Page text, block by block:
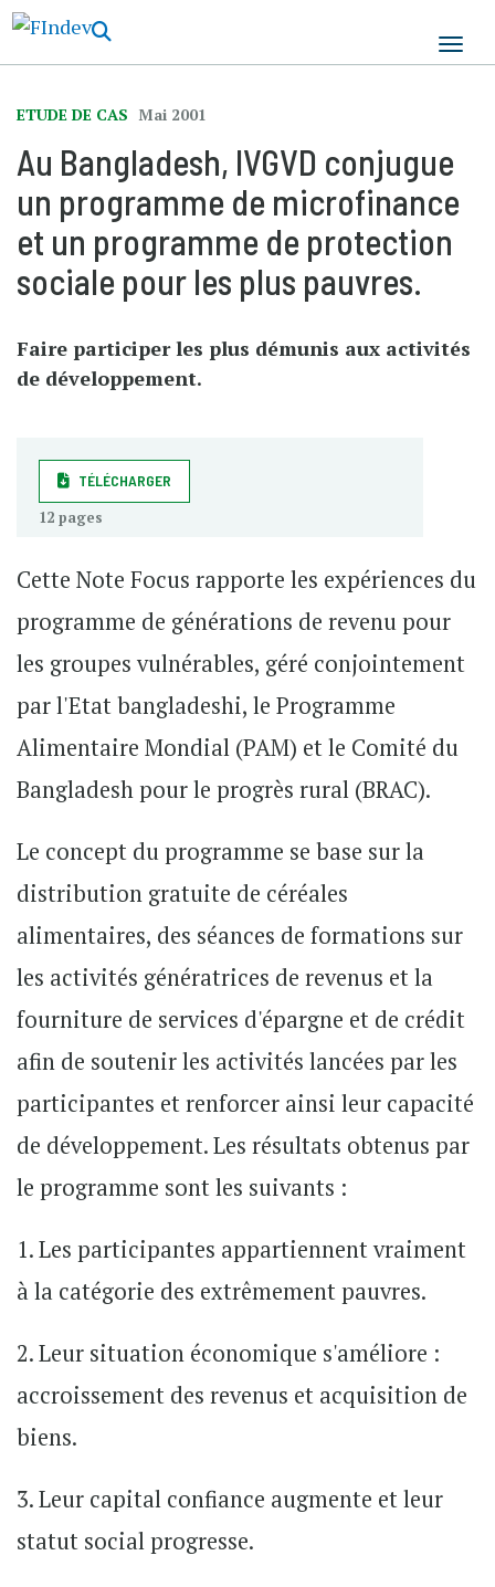
ETUDE DE CAS Mai 2001
Au Bangladesh, IVGVD conjugue
un programme de microfinance
et un programme de protection
sociale pour les plus pauvres.
Faire participer les plus démunis aux activités
de développement.
TÉLÉCHARGER
12 pages
Cette Note Focus rapporte les expériences du
programme de générations de revenu pour
les groupes vulnérables, géré conjointement
par l'Etat bangladeshi, le Programme
Alimentaire Mondial (PAM) et le Comité du
Bangladesh pour le progrès rural (BRAC).
Le concept du programme se base sur la
distribution gratuite de céréales
alimentaires, des séances de formations sur
les activités génératrices de revenus et la
fourniture de services d'épargne et de crédit
afin de soutenir les activités lancées par les
participantes et renforcer ainsi leur capacité
de développement. Les résultats obtenus par
le programme sont les suivants :
1. Les participantes appartiennent vraiment
à la catégorie des extrêmement pauvres.
2. Leur situation économique s'améliore :
accroissement des revenus et acquisition de
biens.
3. Leur capital confiance augmente et leur
statut social progresse.